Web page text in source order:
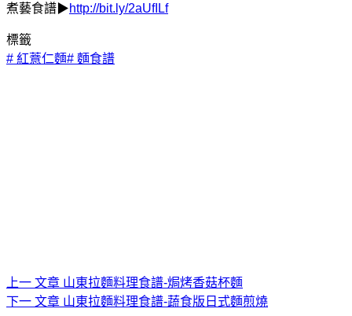
煮藝食譜▶http://bit.ly/2aUfILf
標籤
# 紅薏仁麵# 麵食譜
上一 文章 山東拉麵料理食譜-焗烤香菇杯麵
下一 文章 山東拉麵料理食譜-蔬食版日式麵煎燒